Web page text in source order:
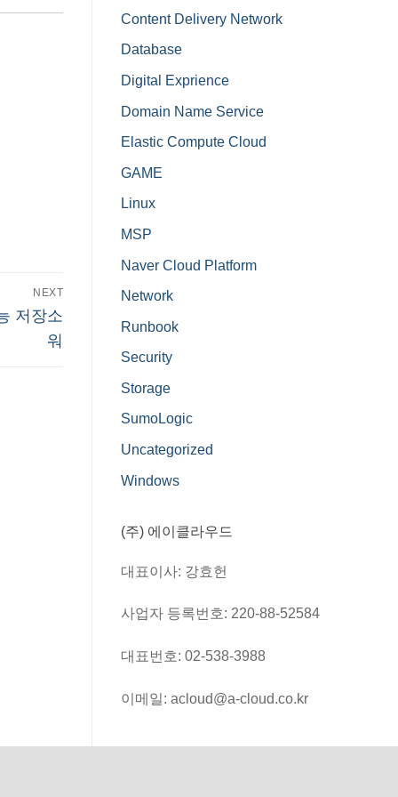
NEXT
저장소
워
Content Delivery Network
Database
Digital Exprience
Domain Name Service
Elastic Compute Cloud
GAME
Linux
MSP
Naver Cloud Platform
Network
Runbook
Security
Storage
SumoLogic
Uncategorized
Windows
(주) 에이클라우드
대표이사: 강효헌
사업자 등록번호: 220-88-52584
대표번호: 02-538-3988
이메일: acloud@a-cloud.co.kr